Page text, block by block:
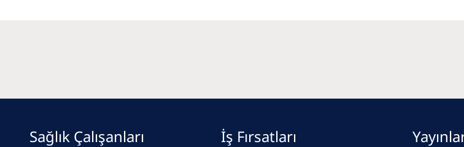
Sağlık Çalışanları İş Fırsatları